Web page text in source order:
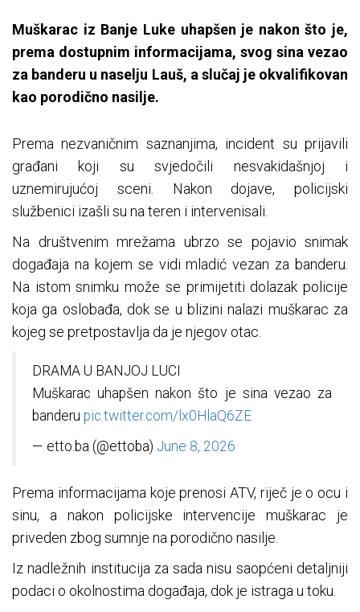
Muškarac iz Banje Luke uhapšen je nakon što je,
prema dostupnim informacijama, svog sina vezao
za banderu u naselju Lauš, a slučaj je okvalifikovan
kao porodično nasilje.
Prema nezvaničnim saznanjima, incident su prijavili
građani koji su svjedočili nesvakidašnjoj i
uznemirujućoj sceni. Nakon dojave, policijski
službenici izašli su na teren i intervenisali.
Na društvenim mrežama ubrzo se pojavio snimak
događaja na kojem se vidi mladić vezan za banderu.
Na istom snimku može se primijetiti dolazak policije
koja ga oslobađa, dok se u blizini nalazi muškarac za
kojeg se pretpostavlja da je njegov otac.
DRAMA U BANJOJ LUCI
Muškarac uhapšen nakon što je sina vezao za
banderu pic.twitter.com/lx0HlaQ6ZE
— etto.ba (@ettoba) June 8, 2026
Prema informacijama koje prenosi ATV, riječ je o ocu i
sinu, a nakon policijske intervencije muškarac je
priveden zbog sumnje na porodično nasilje.
Iz nadležnih institucija za sada nisu saopćeni detaljniji
podaci o okolnostima događaja, dok je istraga u toku.